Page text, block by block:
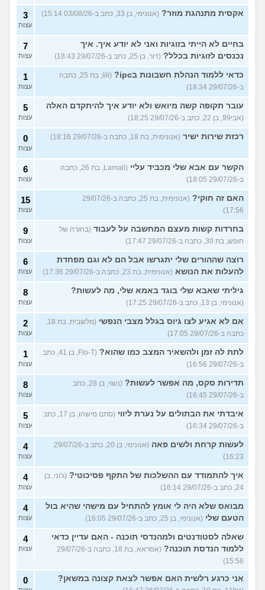
אקסית מתנהגת מוזר? (אנונימי, בן 33, כתב ב-03/08/26 15:14) 3
עצות
בחיים לא הייתי בזוגיות ואני לא יודע איך. איך
נכנסים לזוגיות בכלל? (דור, בן 25, כתב ב-29/07/26 18:43)
7
עצות
כדאי ללמוד הנהלת חשבונות בipc?
(lili, בת 25, כתבה
ב-29/07/26 18:34)
1
עצות
עובר תקופה קשה מיואש ולא יודע איך להיתקדם האלה
(אבי99, בן 22, כתב ב-29/07/26 18:25)
5
עצות
רכזת שירות ישיר (אנונימית, בת 18, כתבה ב-29/07/26 18:16) 0
עצות
הקשר עם אבא שלי מכביד עליי
(Lamali, בת 26, כתבה
ב-29/07/26 18:05)
6
עצות
האם זה חוקי?
(אנונימית, בת 25, כתבה ב-29/07/26
17:56)
15
עצות
בחרדות קשות מעצם המחשבה על לעבוד (בחורה של
חופש, בת 30, כתבה ב-29/07/26 17:47)
9
עצות
רוצה שההורים שלי יתגרשו אבל הם לא וגם מפחדת
להעלות את הנושא (אנונימית, בת 23, כתבה ב-29/07/26 17:36)
6
עצות
גיליתי שאבא שלי בוגד באמא שלי, מה לעשות?
(אנונימי, בן 13, כתב ב-29/07/26 17:25)
8
עצות
אם לא אגיע לצו גיוס בגלל מצבי הנפשי
(מלשבית, בת 18,
כתבה ב-29/07/26 17:05)
2
עצות
לתת לה זמן ולהשאיר המצב כמו שהוא?
(Flo-T, בן 41, כתב
ב-29/07/26 16:56)
1
עצות
תדירות סקס, מה אפשר לעשות?
(נשוי, בן 28, כתב
ב-29/07/26 16:45)
8
עצות
איבדתי את הבתולים על נערת ליווי
(סתם מישהו, בן 17, כתב
ב-29/07/26 16:34)
5
עצות
לעשות קרחת ולשים פאה
(אנונימי, בן 20, כתב ב-29/07/26
16:23)
4
עצות
איך להתמודד עם ההשלכות של התקף פסיכוטי? (ג'וני, בן
24, כתב ב-29/07/26 16:14)
4
עצות
מבואס שלא היה לי אומץ להתחיל עם מישהי שהיא בול
הטעם שלי (אנונימי, בן 25, כתב ב-29/07/26 16:05)
4
עצות
שאלה לסטודנטים ולמהנדסי תוכנה - האם עדיין כדאי
ללמוד הנדסת תוכנה?
(אסראא, בת 18, כתבה ב-29/07/26
15:56)
4
עצות
אני כרגע רלשית האם אפשר לצאת קצונה במשאן? 0